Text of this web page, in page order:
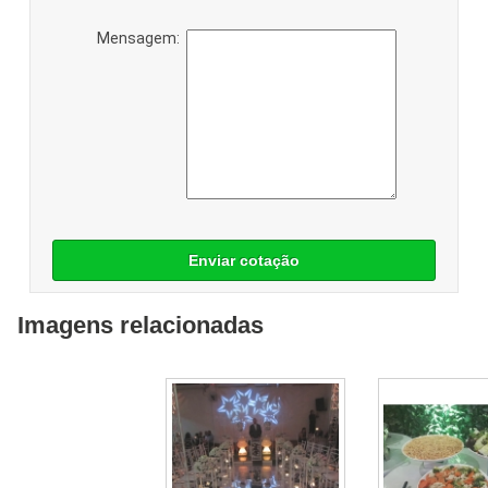
Mensagem:
Enviar cotação
Imagens relacionadas